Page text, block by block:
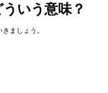
いう意味？
ましょう。